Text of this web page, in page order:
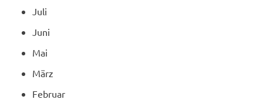
Juli
Juni
Mai
März
Februar